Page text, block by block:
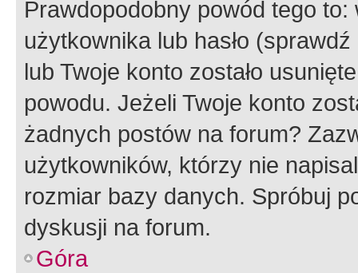
Prawdopodobny powód tego to:
użytkownika lub hasło
lub Twoje konto zostało
powodu. Jeżeli Twoje konto
żadnych postów na forum?
użytkowników, którzy nie
rozmiar bazy danych. Spróbuj
dyskusji na forum.
Góra